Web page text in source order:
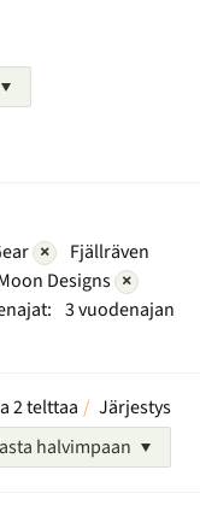
×
Fjällräven
Designs ×
3 vuodenajan
2 telttaa
Järjestys
halvimpaan